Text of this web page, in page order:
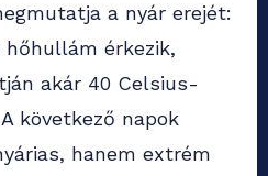
a nyár erejét:
érkezik,
akár 40 Celsius-
következő napok
hanem extrém